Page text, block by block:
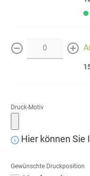
weniger mehr
Druck-Motiv
Hier können Sie
Gewünschte Druckposition